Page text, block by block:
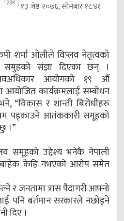
१३ जेष्ठ २०७६, सोमबार १८:४१
शर्मा ओलीले विप्लव नेतृत्वको
संज्ञा दिएका छन् ।
आयोगको १९ औं
आयोजित कार्यक्रमलाई सम्बोधन
“विकास र शान्ती बिरोधीहरु
पड्काउने आतंककारी समूहको
।”
समूहको उद्देश्य भनेकै नेपाली
केहि नभएको आरोप समेत
र जनतामा त्रास पैदागरी आफ्नो
पनि बर्तमान सरकारले नछोड्ने
दिए ।